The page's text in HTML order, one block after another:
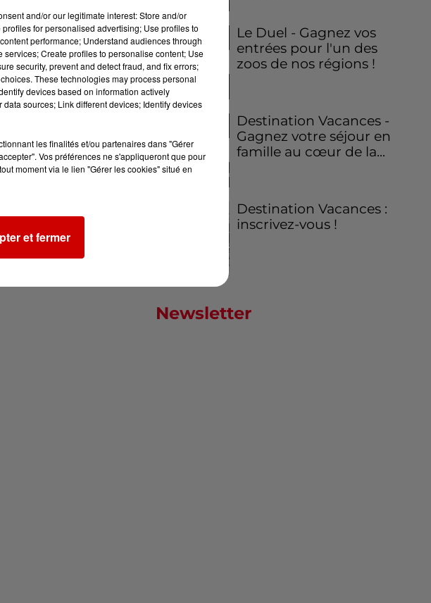
Le Duel - Gagnez vos
entrées pour l'un des
zoos de nos régions !
Destination Vacances -
Gagnez votre séjour en
famille au cœur de la...
Destination Vacances :
inscrivez-vous !
Newsletter
and/or our legitimate interest: Store and/or
for personalised advertising; Use profiles to
performance; Understand audiences through
Create profiles to personalise content; Use
security, prevent and detect fraud, and fix errors;
These technologies may process personal
devices based on information actively
sources; Link different devices; Identify devices
les finalités et/ou partenaires dans "Gérer
Vos préférences ne s'appliqueront que pour
moment via le lien "Gérer les cookies" situé en
et fermer